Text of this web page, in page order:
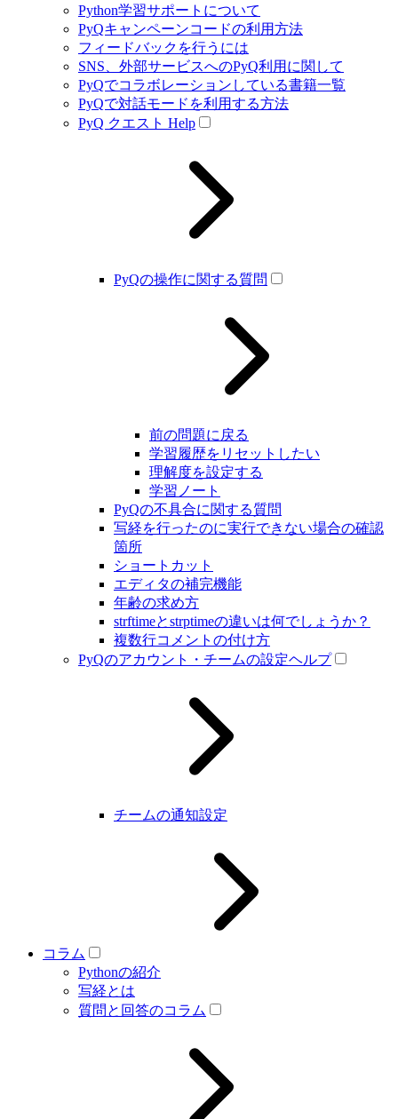
Python学習サポートについて
PyQキャンペーンコードの利用方法
フィードバックを行うには
SNS、外部サービスへのPyQ利用に関して
PyQでコラボレーションしている書籍一覧
PyQで対話モードを利用する方法
PyQ クエスト Help
PyQの操作に関する質問
前の問題に戻る
学習履歴をリセットしたい
理解度を設定する
学習ノート
PyQの不具合に関する質問
写経を行ったのに実行できない場合の確認
箇所
ショートカット
エディタの補完機能
年齢の求め方
strftimeとstrptimeの違いは何でしょうか？
複数行コメントの付け方
PyQのアカウント・チームの設定ヘルプ
チームの通知設定
コラム
Pythonの紹介
写経とは
質問と回答のコラム